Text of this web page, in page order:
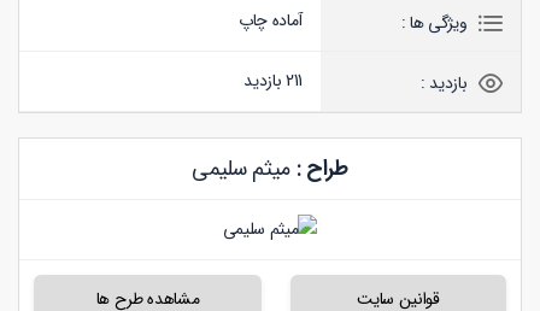
ویژگی ها : آماده چاپ
بازدید : 211 بازدید
طراح :میثم سلیمی
قوانین سایت مشاهده طرح ها